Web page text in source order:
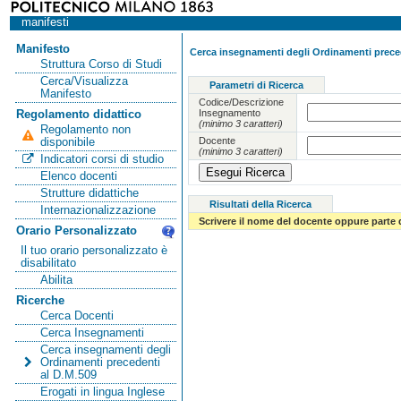
manifesti
Manifesto
Struttura Corso di Studi
Cerca/Visualizza
Manifesto
Regolamento didattico
Regolamento non
disponibile
Indicatori corsi di studio
Elenco docenti
Strutture didattiche
Internazionalizzazione
Orario Personalizzato
Il tuo orario personalizzato è
disabilitato
Abilita
Ricerche
Cerca Docenti
Cerca Insegnamenti
Cerca insegnamenti degli
Ordinamenti precedenti
al D.M.509
Erogati in lingua Inglese
Cerca insegnamenti degli Ordinamenti
Parametri di Ricerca
Codice/Descrizione
Insegnamento
(minimo 3 caratteri)
Docente
(minimo 3 caratteri)
Risultati della Ricerca
Scrivere il nome del docente oppure